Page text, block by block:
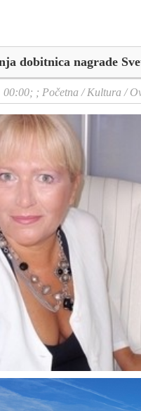
dobitnica nagrade
00:00; ; Početna /Kultura /